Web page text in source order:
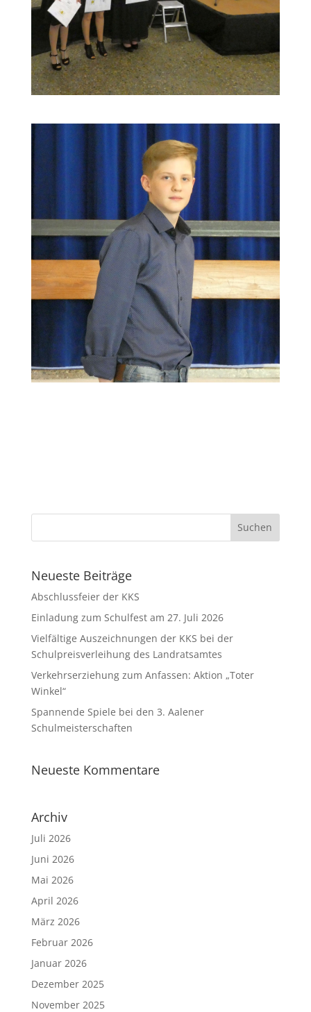
Neueste Beiträge
Abschlussfeier der KKS
Einladung zum Schulfest am 27. Juli 2026
Vielfältige Auszeichnungen der KKS bei der
Schulpreisverleihung des Landratsamtes
Verkehrserziehung zum Anfassen: Aktion „Toter
Winkel“
Spannende Spiele bei den 3. Aalener
Schulmeisterschaften
Neueste Kommentare
Archiv
Juli 2026
Juni 2026
Mai 2026
April 2026
März 2026
Februar 2026
Januar 2026
Dezember 2025
November 2025